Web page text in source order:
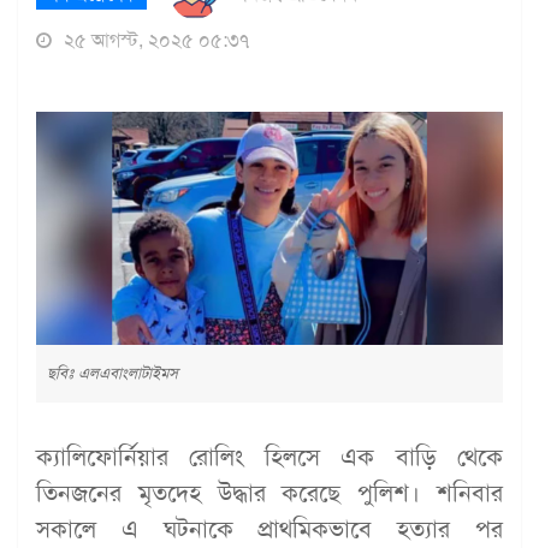
২৫ আগস্ট, ২০২৫ ০৫:৩৭
ছবিঃ এলএবাংলাটাইমস
ক্যালিফোর্নিয়ার রোলিং হিলসে এক বাড়ি থেকে
তিনজনের মৃতদেহ উদ্ধার করেছে পুলিশ। শনিবার
সকালে এ ঘটনাকে প্রাথমিকভাবে হত্যার পর